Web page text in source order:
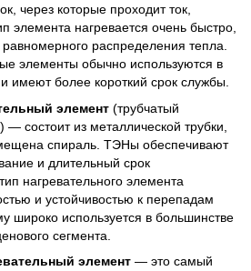
через которые проходит ток,
элемента нагревается очень быстро,
распределения тепла.
элементы обычно используются в
имеют более короткий срок службы.
элемент (трубчатый
— состоит из металлической трубки,
спираль. ТЭНы обеспечивают
и длительный срок
нагревательного элемента
и устойчивостью к перепадам
широко используется в большинстве
сегмента.
элемент — это самый